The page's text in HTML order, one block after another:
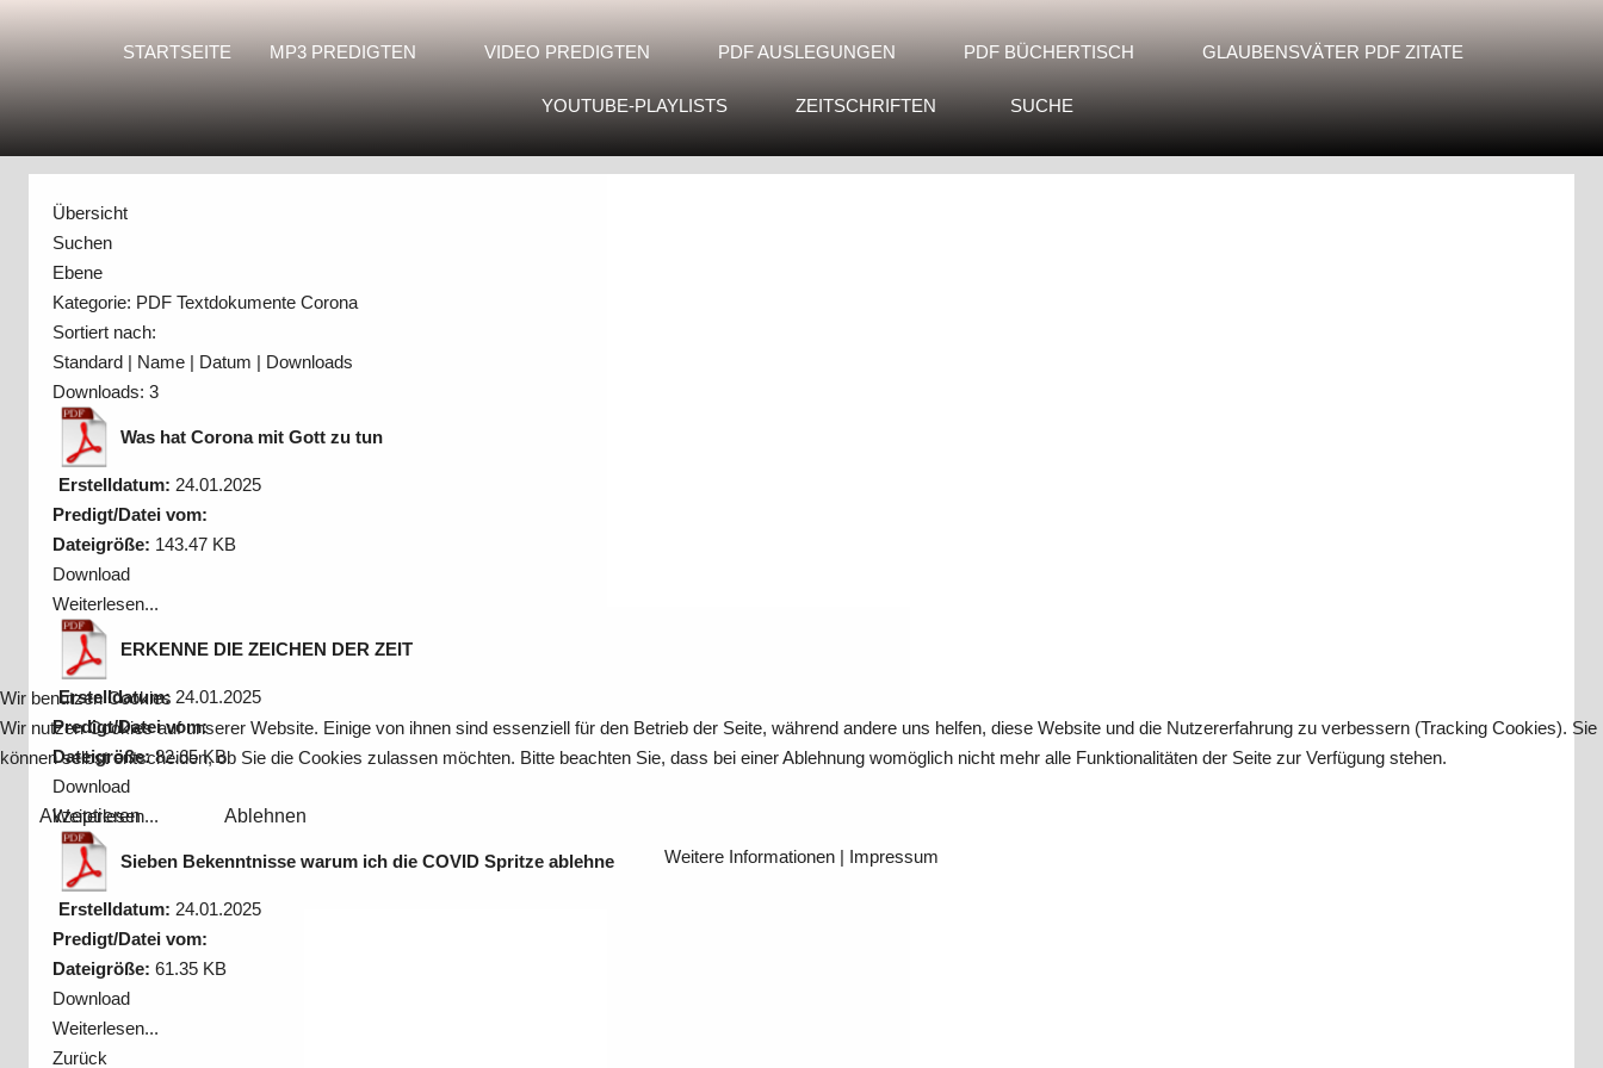
STARTSEITE MP3 PREDIGTEN VIDEO PREDIGTEN PDF AUSLEGUNGEN PDF BÜCHERTISCH GLAUBENSVÄTER PDF ZITATE
YOUTUBE-PLAYLISTS ZEITSCHRIFTEN SUCHE
Übersicht
Suchen
Ebene
Kategorie: PDF Textdokumente Corona
Sortiert nach:
Standard | Name | Datum | Downloads
Downloads: 3
Was hat Corona mit Gott zu tun
Erstelldatum: 24.01.2025
Predigt/Datei vom:
Dateigröße: 143.47 KB
Download
Weiterlesen...
ERKENNE DIE ZEICHEN DER ZEIT
Erstelldatum: 24.01.2025
Predigt/Datei vom:
Dateigröße:82.65 KB
Download
Weiterlesen...
Sieben Bekenntnisse warum ich die COVID Spritze ablehne
Erstelldatum: 24.01.2025
Predigt/Datei vom:
Dateigröße: 61.35 KB
Download
Weiterlesen...
Zurück
Wir benutzen Cookies
Wir nutzen Cookies auf unserer Website. Einige von ihnen sind essenziell für den Betrieb der Seite, während andere uns helfen, diese Website und die Nutzererfahrung zu verbessern (Tracking Cookies). Sie
können selbst entscheiden, ob Sie die Cookies zulassen möchten. Bitte beachten Sie, dass bei einer Ablehnung womöglich nicht mehr alle Funktionalitäten der Seite zur Verfügung stehen.
Akzeptieren
Ablehnen
Weitere Informationen | Impressum